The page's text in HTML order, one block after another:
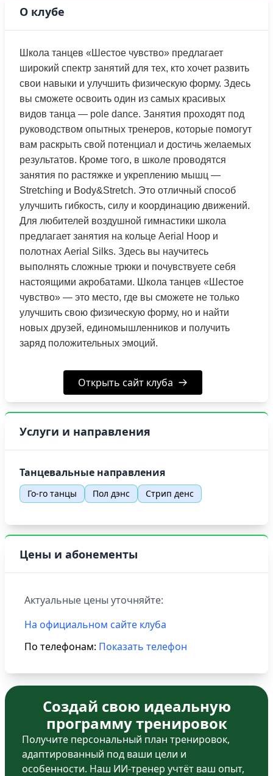
О клубе
Школа танцев «Шестое чувство» предлагает
широкий спектр занятий для тех, кто хочет развить
свои навыки и улучшить физическую форму. Здесь
вы сможете освоить один из самых красивых
видов танца — pole dance. Занятия проходят под
руководством опытных тренеров, которые помогут
вам раскрыть свой потенциал и достичь желаемых
результатов. Кроме того, в школе проводятся
занятия по растяжке и укреплению мышц —
Stretching и Body&Stretch. Это отличный способ
улучшить гибкость, силу и координацию движений.
Для любителей воздушной гимнастики школа
предлагает занятия на кольце Aerial Hoop и
полотнах Aerial Silks. Здесь вы научитесь
выполнять сложные трюки и почувствуете себя
настоящими акробатами. Школа танцев «Шестое
чувство» — это место, где вы сможете не только
улучшить свою физическую форму, но и найти
новых друзей, единомышленников и получить
заряд положительных эмоций.
Открыть сайт клуба
Услуги и направления
Танцевальные направления
Го-го танцы Пол дэнс Стрип денс
Цены и абонементы
Актуальные цены уточняйте:
На официальном сайте клуба
По телефонам: Показать телефон
Создай свою идеальную
программу тренировок
Получите персональный план тренировок,
адаптированный под ваши цели и
особенности. Наш ИИ-тренер учтёт ваш опыт,